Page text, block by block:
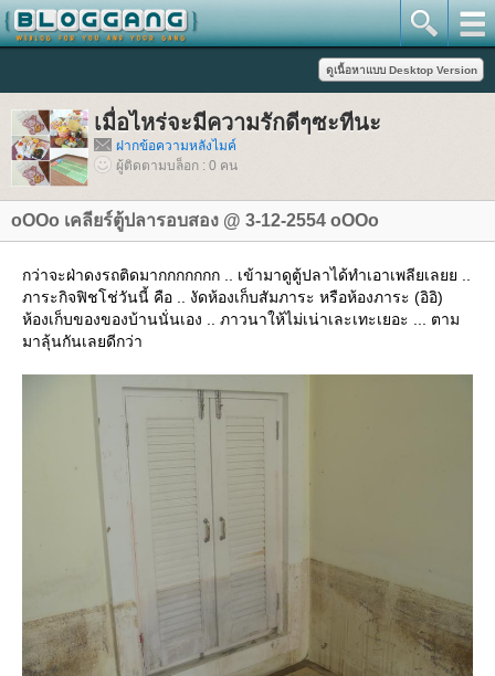
เมื่อไหร่จะมีความรักดีๆซะทีนะ
ฝากข้อความหลังไมค์
ผู้ติดตามบล็อก : 0 คน
oOOo เคลียร์ตู้ปลารอบสอง @ 3-12-2554 oOOo
กว่าจะฝ่าดงรถติดมากกกกกกก .. เข้ามาดูตู้ปลาได้ทำเอาเพลียเลยย ..
ภาระกิจฟิชโช่วันนี้ คือ .. งัดห้องเก็บสัมภาระ หรือห้องภาระ (อิอิ)
ห้องเก็บของของบ้านนั่นเอง .. ภาวนาให้ไม่เน่าเละเทะเยอะ ... ตาม
มาลุ้นกันเลยดีกว่า